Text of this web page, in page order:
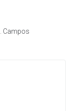
Campos